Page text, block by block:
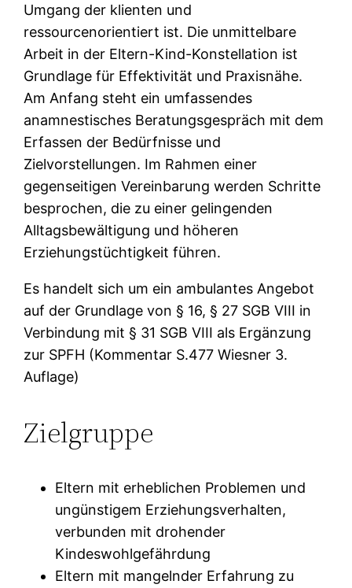
Umgang der klienten und
ressourcenorientiert ist. Die unmittelbare
Arbeit in der Eltern-Kind-Konstellation ist
Grundlage für Effektivität und Praxisnähe.
Am Anfang steht ein umfassendes
anamnestisches Beratungsgespräch mit dem
Erfassen der Bedürfnisse und
Zielvorstellungen. Im Rahmen einer
gegenseitigen Vereinbarung werden Schritte
besprochen, die zu einer gelingenden
Alltagsbewältigung und höheren
Erziehungstüchtigkeit führen.
Es handelt sich um ein ambulantes Angebot
auf der Grundlage von § 16, § 27 SGB VIII in
Verbindung mit § 31 SGB VIII als Ergänzung
zur SPFH (Kommentar S.477 Wiesner 3.
Auflage)
Zielgruppe
Eltern mit erheblichen Problemen und
ungünstigem Erziehungsverhalten,
verbunden mit drohender
Kindeswohlgefährdung
Eltern mit mangelnder Erfahrung zu